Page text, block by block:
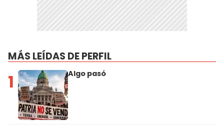
MÁS LEÍDAS DE PERFIL
1 Algo pasó